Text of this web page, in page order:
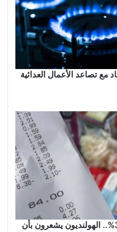
مع تصاعد الأعمال العدائية
رغم استقرار التضخم عند 3%.. الهولنديون يشعرون بأن